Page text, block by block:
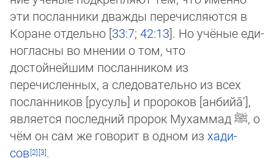
эти пос­лан­ни­ки дважды перечисляются в
Коране отдельно [33:7; 42:13]. Но учё­ные еди­
но­глас­ны во мнении о том, что
достойнейшим по­слан­ни­ком из
перечисленных, а следовательно из всех
пос­лан­ников [ру­суль] и про­ро­ков [анбийа̄’],
является последний пророк Му­хам­мад ﷺ, о
чём он сам же говорит в одном из ха­ди­
сов
.